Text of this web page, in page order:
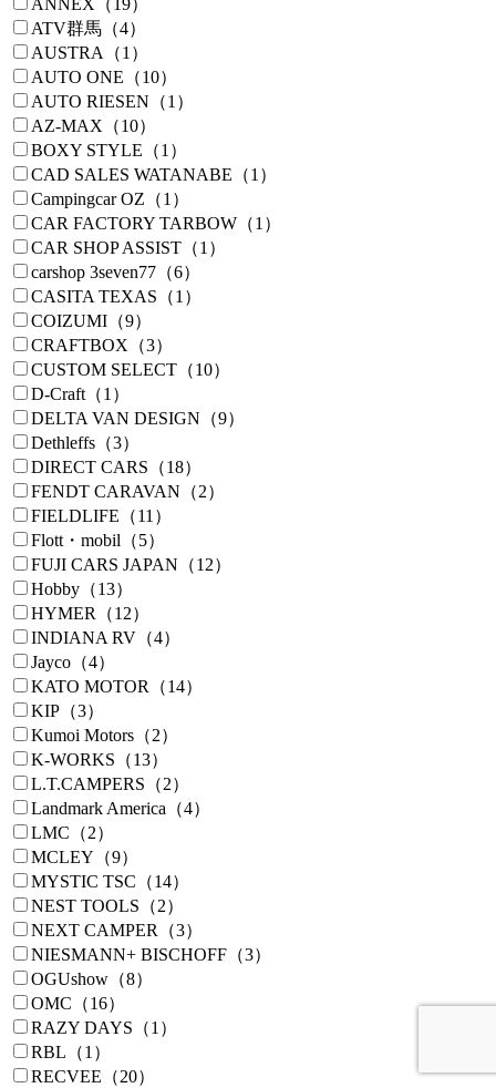
ANNEX（19）
ATV群馬（4）
AUSTRA（1）
AUTO ONE（10）
AUTO RIESEN（1）
AZ-MAX（10）
BOXY STYLE（1）
CAD SALES WATANABE（1）
Campingcar OZ（1）
CAR FACTORY TARBOW（1）
CAR SHOP ASSIST（1）
carshop 3seven77（6）
CASITA TEXAS（1）
COIZUMI（9）
CRAFTBOX（3）
CUSTOM SELECT（10）
D-Craft（1）
DELTA VAN DESIGN（9）
Dethleffs（3）
DIRECT CARS（18）
FENDT CARAVAN（2）
FIELDLIFE（11）
Flott・mobil（5）
FUJI CARS JAPAN（12）
Hobby（13）
HYMER（12）
INDIANA RV（4）
Jayco（4）
KATO MOTOR（14）
KIP（3）
Kumoi Motors（2）
K-WORKS（13）
L.T.CAMPERS（2）
Landmark America（4）
LMC（2）
MCLEY（9）
MYSTIC TSC（14）
NEST TOOLS（2）
NEXT CAMPER（3）
NIESMANN+ BISCHOFF（3）
OGUshow（8）
OMC（16）
RAZY DAYS（1）
RBL（1）
RECVEE（20）